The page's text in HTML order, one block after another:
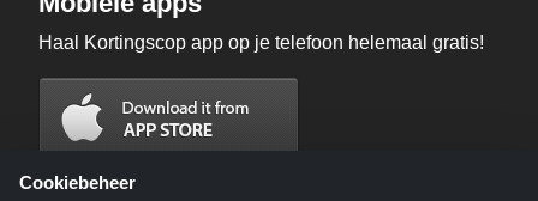
Haal Kortingscop app op je telefoon helemaal gratis!
Cookiebeheer